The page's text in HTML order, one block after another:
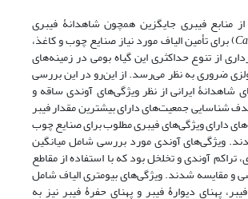
از منابع فیبری جایگزین همچون شاهدانۀ فیبری
L) برای تأمین الیاف مورد نیاز صنایع چوب و کاغذ،
از تنوع حداکثری این گیاه بومی در زمینه‌های
ضروری به نظر می‌رسد. از این‌رو در این بررسی
شاهدانۀ ایرانی از نظر ویژگی‌های آوندی ساقه و
شناسایی جمعیت‌های دارای بیشترین مقدار فیبر
دارای ویژگی‌های فیبری مطلوب برای صنایع چوب
ویژگی‌های آوندی مورد بررسی شامل میانگین
آوندی و تخلخل بود که با استفاده از مقاطع
مقایسه شدند. ویژگی‌های بیومتری الیاف شامل
پهنای دیوارۀ فیبر و پهنای حفرۀ فیبر نیز به